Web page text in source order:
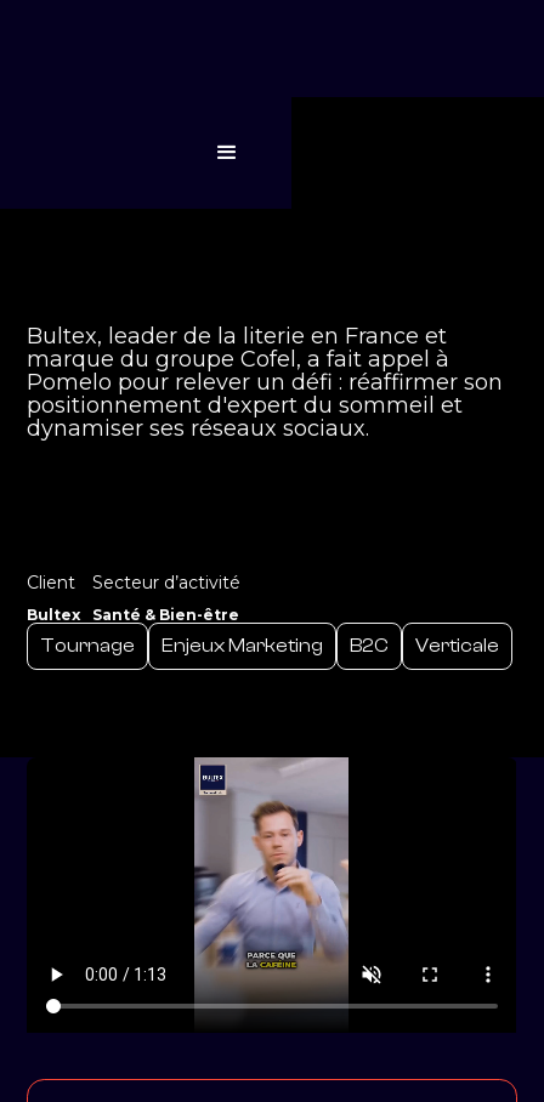
Bultex, leader de la literie en France et
marque du groupe Cofel, a fait appel à
Pomelo pour relever un défi : réaffirmer son
positionnement d'expert du sommeil et
dynamiser ses réseaux sociaux.
Client
Bultex
Secteur d’activité
Santé & Bien-être
Tournage Enjeux Marketing B2C Verticale